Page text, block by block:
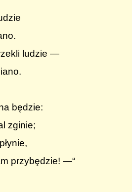
ludzie —
będzie:
zginie;
przybędzie! —“